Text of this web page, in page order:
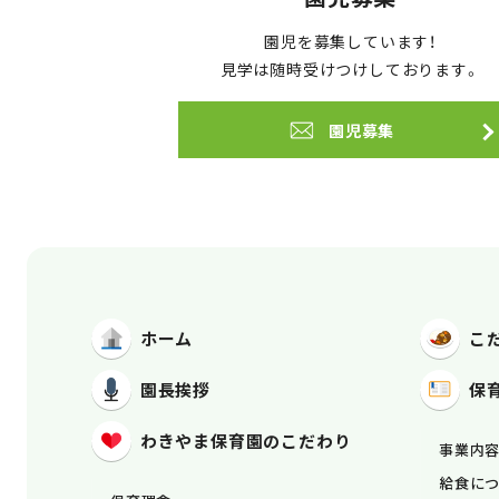
園児を募集しています！
見学は随時受けつけしております。
園児募集
ホーム
園長挨拶
わきやま保育園のこだわり
こ
保
事業内
給食に